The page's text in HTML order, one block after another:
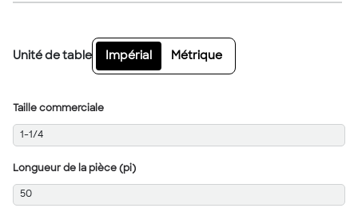
Unité de table Impérial Métrique
Taille commerciale
1-1/4
Longueur de la pièce (pi)
50